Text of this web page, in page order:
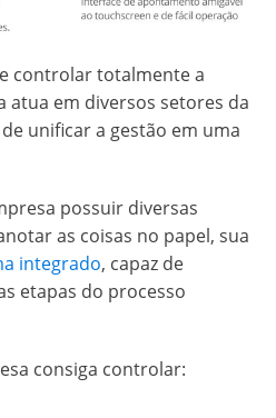
controlar totalmente a
atua em diversos setores da
unificar a gestão em uma
possuir diversas
as coisas no papel, sua
integrado, capaz de
etapas do processo
consiga controlar: